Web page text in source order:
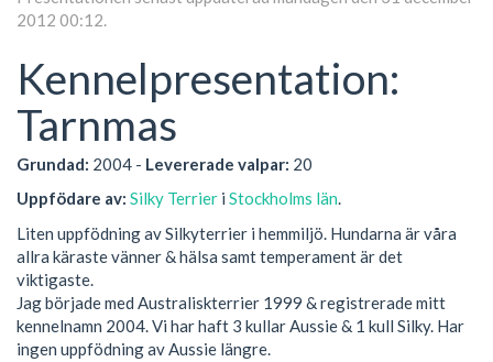
2012 00:12.
Kennelpresentation:
Tarnmas
Grundad: 2004 - Levererade valpar: 20
Uppfödare av: Silky Terrier i Stockholms län.
Liten uppfödning av Silkyterrier i hemmiljö. Hundarna är våra
allra käraste vänner & hälsa samt temperament är det
viktigaste.
Jag började med Australiskterrier 1999 & registrerade mitt
kennelnamn 2004. Vi har haft 3 kullar Aussie & 1 kull Silky. Har
ingen uppfödning av Aussie längre.